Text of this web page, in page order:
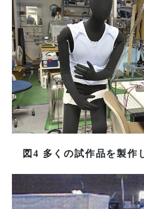
図4 多くの試作品を製作